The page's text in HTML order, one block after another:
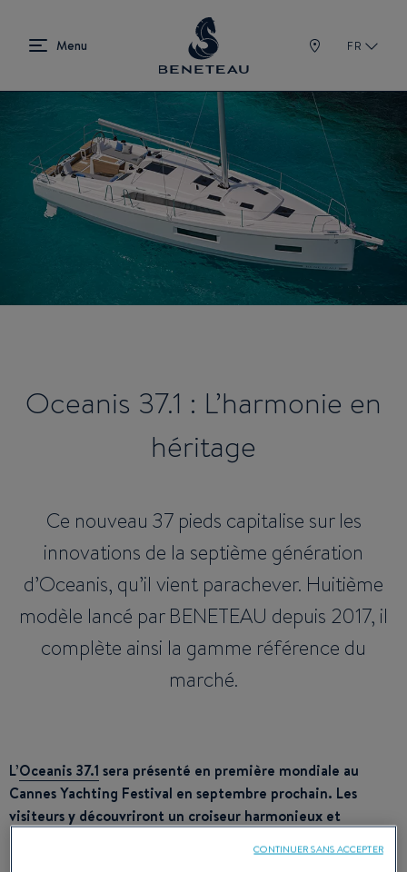
FR
Oceanis 37.1 : L’harmonie en
héritage
Ce nouveau 37 pieds capitalise sur les
innovations de la septième génération
d’Oceanis, qu’il vient parachever. Huitième
modèle lancé par BENETEAU depuis 2017, il
complète ainsi la gamme référence du
marché.
L’Oceanis 37.1 sera présenté en première mondiale au
Cannes Yachting Festival en septembre prochain. Les
visiteurs y découvriront un croiseur harmonieux et
CONTINUER SANS ACCEPTER